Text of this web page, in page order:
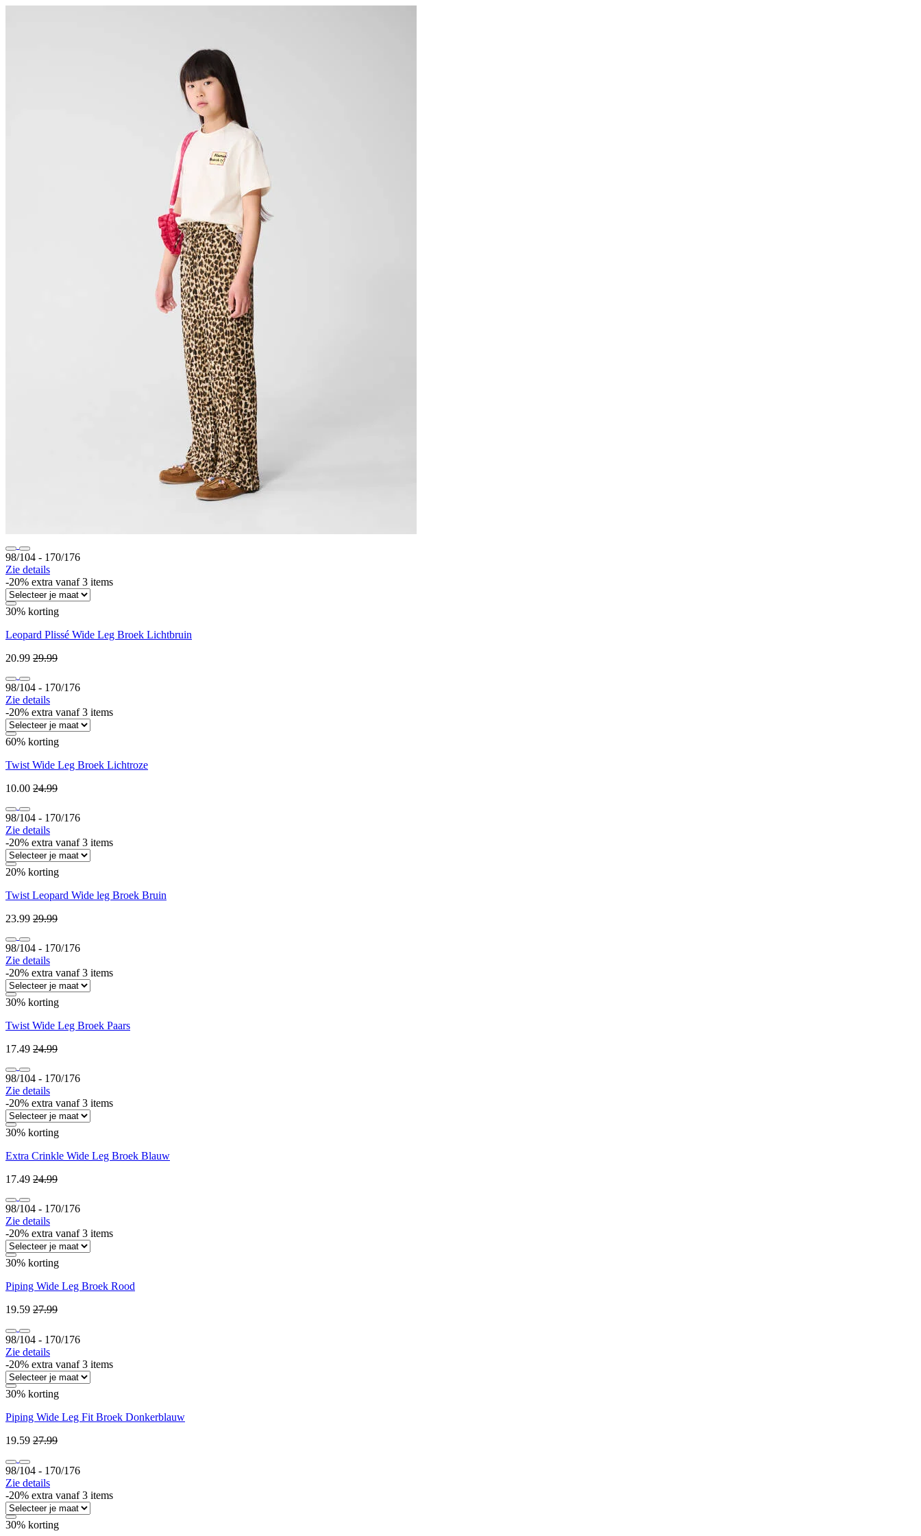
98/104 ‐ 170/176
Zie details
-20% extra vanaf 3 items
30% korting
Leopard Plissé Wide Leg Broek Lichtbruin
20.99 29.99
98/104 ‐ 170/176
Zie details
-20% extra vanaf 3 items
60% korting
Twist Wide Leg Broek Lichtroze
10.00 24.99
98/104 ‐ 170/176
Zie details
-20% extra vanaf 3 items
20% korting
Twist Leopard Wide leg Broek Bruin
23.99 29.99
98/104 ‐ 170/176
Zie details
-20% extra vanaf 3 items
30% korting
Twist Wide Leg Broek Paars
17.49 24.99
98/104 ‐ 170/176
Zie details
-20% extra vanaf 3 items
30% korting
Extra Crinkle Wide Leg Broek Blauw
17.49 24.99
98/104 ‐ 170/176
Zie details
-20% extra vanaf 3 items
30% korting
Piping Wide Leg Broek Rood
19.59 27.99
98/104 ‐ 170/176
Zie details
-20% extra vanaf 3 items
30% korting
Piping Wide Leg Fit Broek Donkerblauw
19.59 27.99
98/104 ‐ 170/176
Zie details
-20% extra vanaf 3 items
30% korting